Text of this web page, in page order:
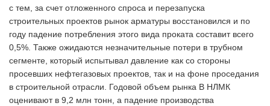
с тем, за счет отложенного спроса и перезапуска
строительных проектов рынок арматуры восстановился и по
году падение потребления этого вида проката составит всего
0,5%. Также ожидаются незначительные потери в трубном
сегменте, который испытывал давление как со стороны
просевших нефтегазовых проектов, так и на фоне проседания
в строительной отрасли. Годовой объем рынка В НЛМК
оценивают в 9,2 млн тонн, а падение производства